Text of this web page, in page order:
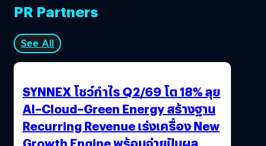
PR Partners
See All
SYNNEX โชว์กำไร Q2/69 โต 18% ลุย
AI–Cloud–Green Energy สร้างฐาน
Recurring Revenue เร่งเครื่อง New